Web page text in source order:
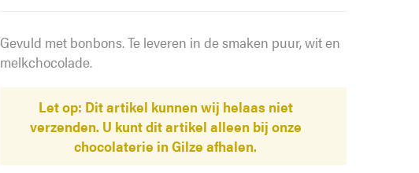
Gevuld met bonbons. Te leveren in de smaken puur, wit en
melkchocolade.
Let op: Dit artikel kunnen wij helaas niet
verzenden. U kunt dit artikel alleen bij onze
chocolaterie in Gilze afhalen.